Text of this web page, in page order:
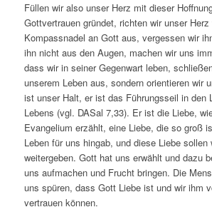
Füllen wir also unser Herz mit dieser
Gottvertrauen gründet, richten wir unser Herz
Kompassnadel an Gott aus, vergessen wir
ihn nicht aus den Augen, machen wir uns
dass wir in seiner Gegenwart leben,
unserem Leben aus, sondern orientieren wir
ist unser Halt, er ist das Führungsseil in den
Lebens (vgl. DASal 7,33). Er ist die Liebe,
Evangelium erzählt, eine Liebe, die so groß
Leben für uns hingab, und diese Liebe sollen
weitergeben. Gott hat uns erwählt und dazu
uns aufmachen und Frucht bringen. Die
uns spüren, dass Gott Liebe ist und wir ihm
vertrauen können.